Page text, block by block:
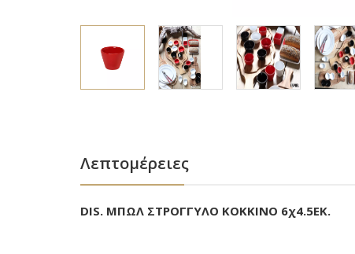
Λεπτομέρειες
DIS. ΜΠΩΛ ΣΤΡΟΓΓΥΛΟ ΚΟΚΚΙΝΟ 6χ4.5ΕΚ.